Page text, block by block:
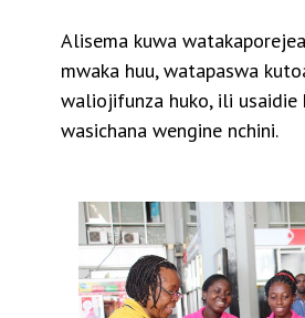
Alisema kuwa
mwaka huu, watapaswa
waliojifunza huko, ili usaidie
wasichana wengine nchini.